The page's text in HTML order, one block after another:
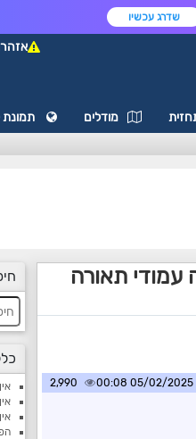
שדרג עכשיו
מודלים תמונת
עמודי תאורה
05/02/2025 00:08
2,990